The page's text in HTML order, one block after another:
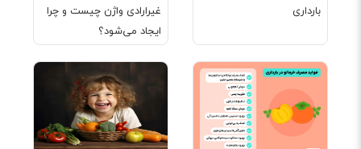
غیرارادی واژن چیست و چرا
ایجاد می‌شود؟
بارداری